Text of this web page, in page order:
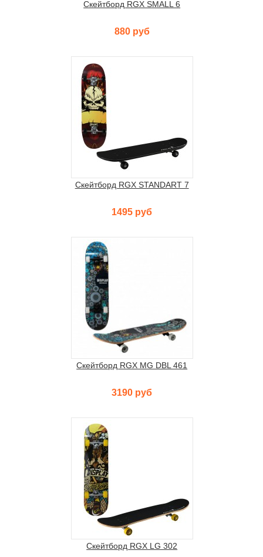
Скейтборд RGX SMALL 6
880 руб
Скейтборд RGX STANDART 7
1495 руб
Скейтборд RGX MG DBL 461
3190 руб
Скейтборд RGX LG 302